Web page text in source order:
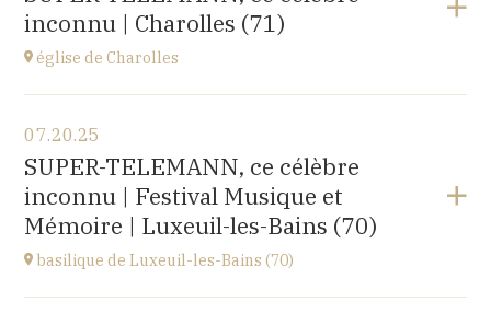
at19H00
Buy your tickets
inconnu | Charolles (71)
église de Charolles
église du Sacré-Coeur,
8 Place de l'Église, 71120 Charolles
at11H
Go to site
07.20.25
SUPER-TELEMANN, ce célèbre
inconnu | Festival Musique et
Mémoire | Luxeuil-les-Bains (70)
basilique de Luxeuil-les-Bains (70)